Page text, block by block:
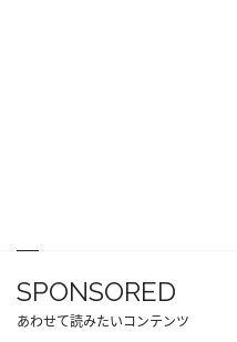
SPONSORED
あわせて読みたいコンテンツ